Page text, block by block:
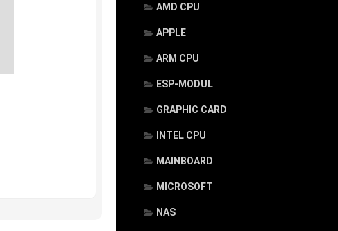
AMD CPU
APPLE
ARM CPU
ESP-MODUL
GRAPHIC CARD
INTEL CPU
MAINBOARD
MICROSOFT
NAS